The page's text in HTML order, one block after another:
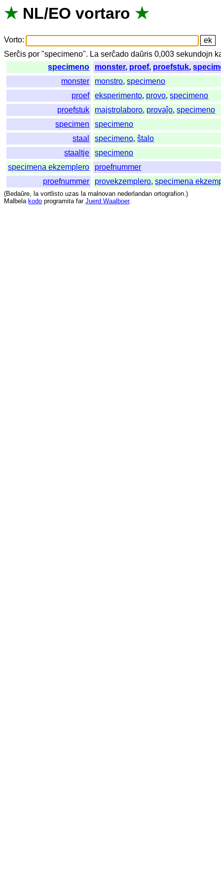
★ NL/EO vortaro ★
Vorto:
Serĉis por "specimeno". La serĉado daŭris 0,003sekundojn
specimeno
monster, proef, proefstuk,
monster
monstro,specimeno
proef
eksperimento, provo,specimeno
proefstuk
majstrolaboro, provaĵo,specimeno
specimen
specimeno
staal
specimeno,ŝtalo
staaltje
specimeno
specimena ekzemplero
proefnummer
proefnummer
provekzemplero,specimena
(Bedaŭre, la vortlisto uzas la malnovan nederlandan ortografion.)
Malbela kodo programita far Juerd Waalboer.